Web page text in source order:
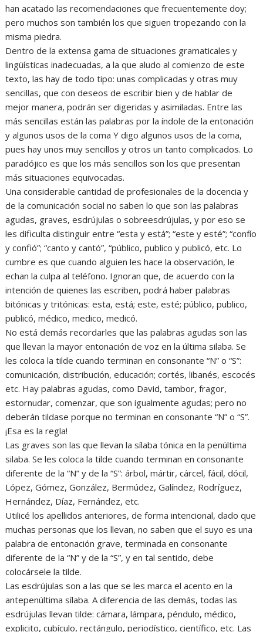
han acatado las recomendaciones que frecuentemente doy;
pero muchos son también los que siguen tropezando con la
misma piedra.
Dentro de la extensa gama de situaciones gramaticales y
lingüísticas inadecuadas, a la que aludo al comienzo de este
texto, las hay de todo tipo: unas complicadas y otras muy
sencillas, que con deseos de escribir bien y de hablar de
mejor manera, podrán ser digeridas y asimiladas. Entre las
más sencillas están las palabras por la índole de la entonación
y algunos usos de la coma Y digo algunos usos de la coma,
pues hay unos muy sencillos y otros un tanto complicados. Lo
paradójico es que los más sencillos son los que presentan
más situaciones equivocadas.
Una considerable cantidad de profesionales de la docencia y
de la comunicación social no saben lo que son las palabras
agudas, graves, esdrújulas o sobreesdrújulas, y por eso se
les dificulta distinguir entre “esta y está”; “este y esté”; “confío
y confió”; “canto y cantó”, “público, publico y publicó, etc. Lo
cumbre es que cuando alguien les hace la observación, le
echan la culpa al teléfono. Ignoran que, de acuerdo con la
intención de quienes las escriben, podrá haber palabras
bitónicas y tritónicas: esta, está; este, esté; público, publico,
publicó, médico, medico, medicó.
No está demás recordarles que las palabras agudas son las
que llevan la mayor entonación de voz en la última silaba. Se
les coloca la tilde cuando terminan en consonante “N” o “S”:
comunicación, distribución, educación; cortés, libanés, escocés
etc. Hay palabras agudas, como David, tambor, fragor,
estornudar, comenzar, que son igualmente agudas; pero no
deberán tildase porque no terminan en consonante “N” o “S”.
¡Esa es la regla!
Las graves son las que llevan la sílaba tónica en la penúltima
silaba. Se les coloca la tilde cuando terminan en consonante
diferente de la “N” y de la “S”: árbol, mártir, cárcel, fácil, dócil,
López, Gómez, González, Bermúdez, Galíndez, Rodríguez,
Hernández, Díaz, Fernández, etc.
Utilicé los apellidos anteriores, de forma intencional, dado que
muchas personas que los llevan, no saben que el suyo es una
palabra de entonación grave, terminada en consonante
diferente de la “N” y de la “S”, y en tal sentido, debe
colocársele la tilde.
Las esdrújulas son a las que se les marca el acento en la
antepenúltima sílaba. A diferencia de las demás, todas las
esdrújulas llevan tilde: cámara, lámpara, péndulo, médico,
explicito, cubículo, rectángulo, periodístico, científico, etc. Las